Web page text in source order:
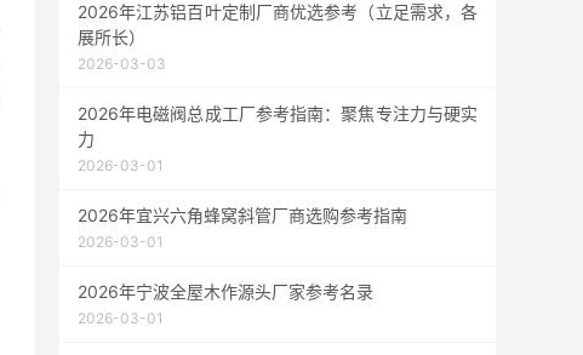
2026年江苏铝百叶定制厂商优选参考（立足需求，各
展所长）
2026-03-03
2026年电磁阀总成工厂参考指南：聚焦专注力与硬实
力
2026-03-01
2026年宜兴六角蜂窝斜管厂商选购参考指南
2026-03-01
2026年宁波全屋木作源头厂家参考名录
2026-03-01